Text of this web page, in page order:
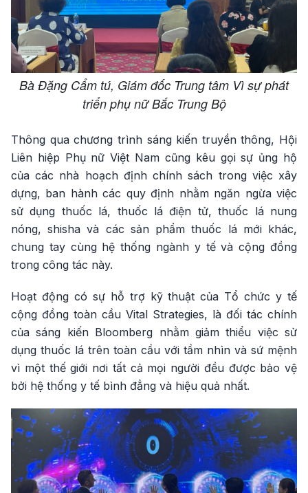
Bà Đặng Cẩm tú, Giám đốc Trung tâm Vì sự phát
triển phụ nữ Bắc Trung Bộ
Thông qua chương trình sáng kiến truyền thông, Hội
Liên hiệp Phụ nữ Việt Nam cũng kêu gọi sự ủng hộ
của các nhà hoạch định chính sách trong việc xây
dựng, ban hành các quy định nhằm ngăn ngừa việc
sử dụng thuốc lá, thuốc lá điện tử, thuốc lá nung
nóng, shisha và các sản phẩm thuốc lá mới khác,
chung tay cùng hệ thống ngành y tế và cộng đồng
trong công tác này.
Hoạt động có sự hỗ trợ kỹ thuật của Tổ chức y tế
cộng đồng toàn cầu Vital Strategies, là đối tác chính
của sáng kiến Bloomberg nhằm giảm thiểu việc sử
dụng thuốc lá trên toàn cầu với tầm nhìn và sứ mệnh
vì một thế giới nơi tất cả mọi người đều được bảo vệ
bởi hệ thống y tế bình đẳng và hiệu quả nhất.